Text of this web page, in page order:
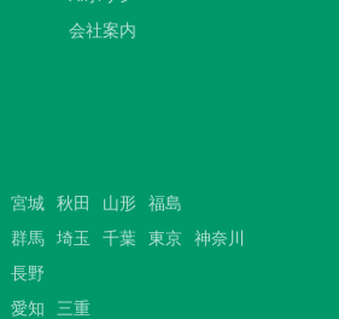
会社案内
宮城 秋田 山形 福島
群馬 埼玉 千葉 東京 神奈川
長野
愛知
三重